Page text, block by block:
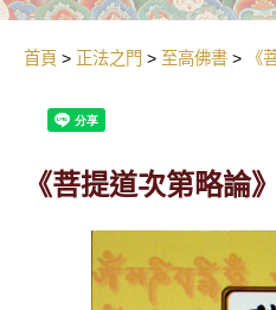
首頁 正法之門 至高佛書 《
《菩提道次第略論》